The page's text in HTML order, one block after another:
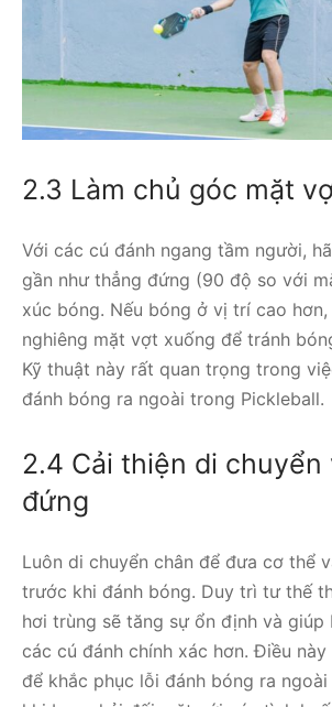
2.3 Làm chủ góc mặt
Với các cú đánh ngang tầm người,
gần như thẳng đứng (90 độ so với
xúc bóng. Nếu bóng ở vị trí cao
nghiêng mặt vợt xuống để tránh
Kỹ thuật này rất quan trọng trong
đánh bóng ra ngoài trong Pickleball.
2.4 Cải thiện di chuyển
đứng
Luôn di chuyển chân để đưa cơ thể
trước khi đánh bóng. Duy trì tư thế
hơi trùng sẽ tăng sự ổn định và giúp
các cú đánh chính xác hơn. Điều
để khắc phục lỗi đánh bóng ra